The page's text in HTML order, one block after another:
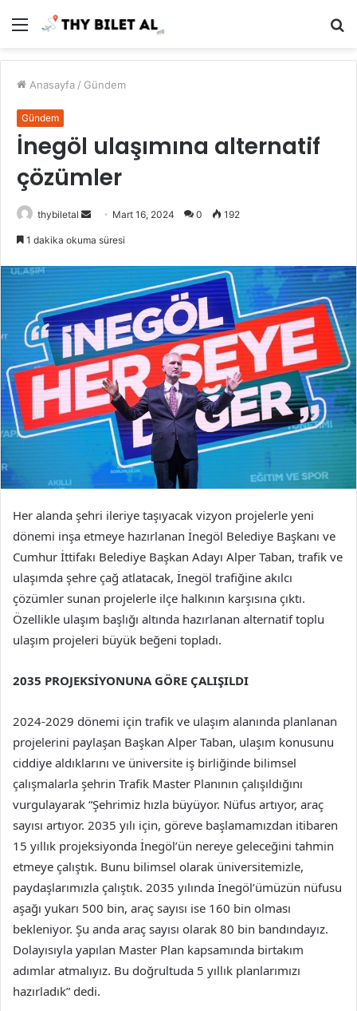
Menü
Anasayfa / Gündem
Gündem
İnegöl ulaşımına alternatif
çözümler
thybiletal
Bir
Mart 16, 2024 0 192
1 dakika okuma süresi
Her alanda şehri ileriye taşıyacak vizyon projelerle yeni
dönemi inşa etmeye hazırlanan İnegöl Belediye Başkanı ve
Cumhur İttifakı Belediye Başkan Adayı Alper Taban, trafik ve
ulaşımda şehre çağ atlatacak, İnegöl trafiğine akılcı
çözümler sunan projelerle ilçe halkının karşısına çıktı.
Özellikle ulaşım başlığı altında hazırlanan alternatif toplu
ulaşım projeleri büyük beğeni topladı.
2035 PROJEKSİYONUNA GÖRE ÇALIŞILDI
2024-2029 dönemi için trafik ve ulaşım alanında planlanan
projelerini paylaşan Başkan Alper Taban, ulaşım konusunu
ciddiye aldıklarını ve üniversite iş birliğinde bilimsel
çalışmalarla şehrin Trafik Master Planının çalışıldığını
vurgulayarak “Şehrimiz hızla büyüyor. Nüfus artıyor, araç
sayısı artıyor. 2035 yılı için, göreve başlamamızdan itibaren
15 yıllık projeksiyonda İnegöl’ün nereye geleceğini tahmin
etmeye çalıştık. Bunu bilimsel olarak üniversitemizle,
paydaşlarımızla çalıştık. 2035 yılında İnegöl’ümüzün nüfusu
aşağı yukarı 500 bin, araç sayısı ise 160 bin olması
bekleniyor. Şu anda araç sayısı olarak 80 bin bandındayız.
Dolayısıyla yapılan Master Plan kapsamında birtakım
adımlar atmalıyız. Bu doğrultuda 5 yıllık planlarımızı
hazırladık” dedi.